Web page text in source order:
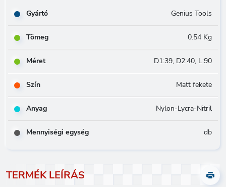
TERMÉK LEÍRÁS
Gyártó
Genius Tools
Tömeg 0.54 Kg
Méret D1:39, D2:40, L:90
Szín Matt fekete
Anyag Nylon-Lycra-Nitril
Mennyiségi egység db